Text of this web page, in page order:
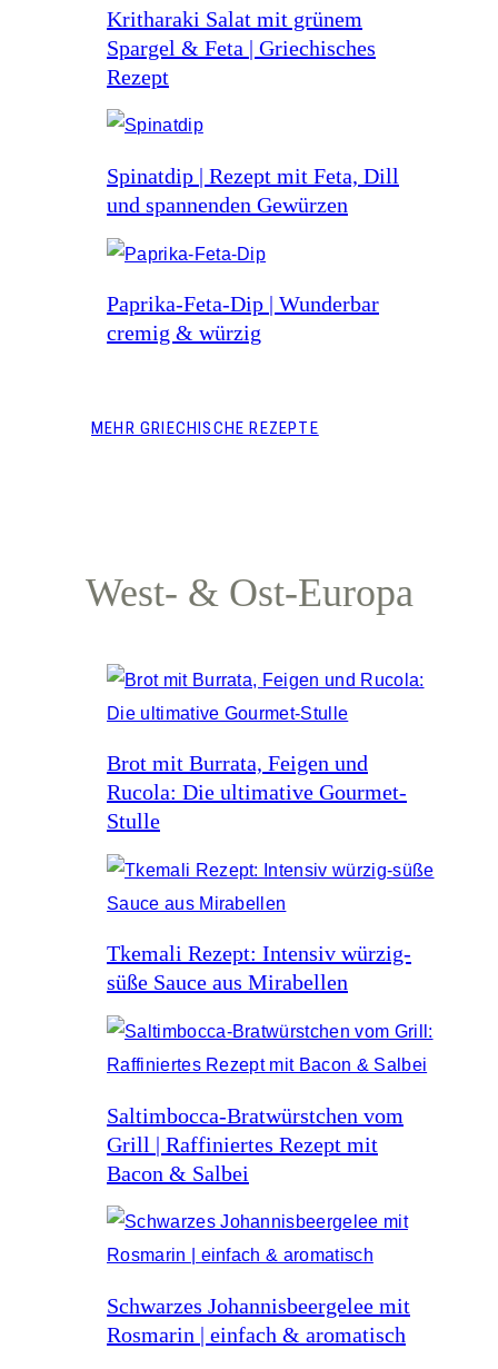
Kritharaki Salat mit grünem
Spargel & Feta | Griechisches
Rezept
Spinatdip | Rezept mit Feta, Dill
und spannenden Gewürzen
Paprika-Feta-Dip | Wunderbar
cremig & würzig
MEHR GRIECHISCHE REZEPTE
West- & Ost-Europa
Brot mit Burrata, Feigen und
Rucola: Die ultimative Gourmet-
Stulle
Tkemali Rezept: Intensiv würzig-
süße Sauce aus Mirabellen
Saltimbocca-Bratwürstchen vom
Grill | Raffiniertes Rezept mit
Bacon & Salbei
Schwarzes Johannisbeergelee mit
Rosmarin | einfach & aromatisch